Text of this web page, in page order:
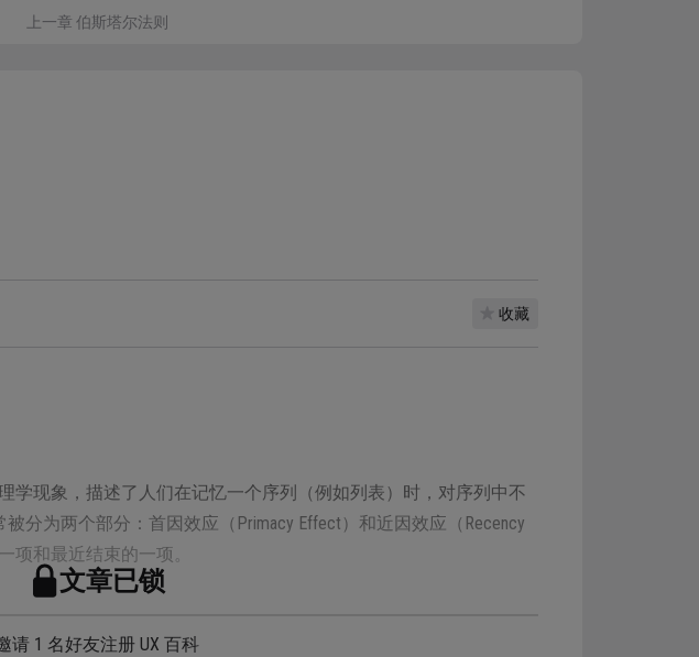
上一章 伯斯塔尔法则
收藏
文章已锁
请 1 名好友注册 UX 百科
学现象，描述了人们在记忆一个序列（例如列表）时，对序列中不
分为两个部分：首因效应（Primacy Effect）和近因效应（Recency
项和最近结束的一项。